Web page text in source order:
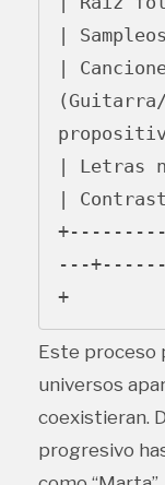
|
|
| Letras
|
---
Este proceso
universos
coexistieran.
progresivo